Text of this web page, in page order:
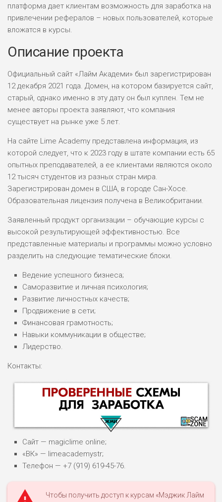
платформа дает клиентам возможность для заработка на
привлечении рефералов – новых пользователей, которые
вложатся в курсы.
Описание проекта
Официальный сайт «Лайм Академи» был зарегистрирован
12 декабря 2021 года. Домен, на котором базируется сайт,
старый, однако именно в эту дату он был куплен. Тем не
менее авторы проекта заявляют, что компания
существует на рынке уже 5 лет.
На сайте Lime Academy представлена информация, из
которой следует, что к 2023 году в штате компании есть 65
опытных преподавателей, а ее клиентами являются около
12 тысяч студентов из разных стран мира.
Зарегистрирован домен в США, в городе Сан-Хосе.
Образовательная лицензия получена в Великобритании.
Заявленный продукт организации – обучающие курсы с
высокой результирующей эффективностью. Все
представленные материалы и программы можно условно
разделить на следующие тематические блоки.
Ведение успешного бизнеса;
Саморазвитие и личная психология;
Развитие личностных качеств;
Продвижение в сети;
Финансовая грамотность;
Навыки коммуникации в обществе;
Лидерство.
Контакты:
Сайт — magiclime online;
«ВК» — limeacademystr;
Телефон — +7 (919) 619-45-76.
Чтобы получить доступ к курсам «Мэджик Лайм